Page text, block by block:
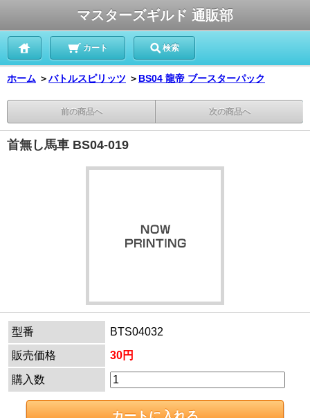
マスターズギルド 通販部
カート 検索
ホーム ＞バトルスピリッツ ＞ BS04 龍帝 ブースターパック
前の商品へ 次の商品へ
首無し馬車 BS04-019
型番
BTS04032
販売価格
30円
購入数